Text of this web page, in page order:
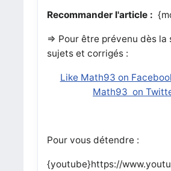
Recommander l'article :
=> Pour être prévenu dès
sujets et corrigés :
Like Math93 on
Math93 on
Pour vous détendre :
{youtube}https://